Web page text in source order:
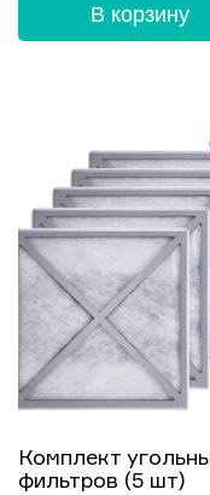
В корзину
Комплект
фильтров (5 шт)